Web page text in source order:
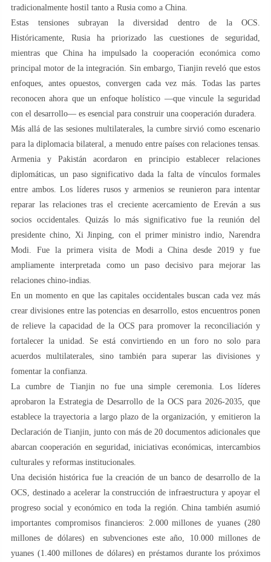
tradicionalmente hostil tanto a Rusia como a China.
Estas tensiones subrayan la diversidad dentro de la OCS.
Históricamente, Rusia ha priorizado las cuestiones de seguridad,
mientras que China ha impulsado la cooperación económica como
principal motor de la integración. Sin embargo, Tianjin reveló que estos
enfoques, antes opuestos, convergen cada vez más. Todas las partes
reconocen ahora que un enfoque holístico —que vincule la seguridad
con el desarrollo— es esencial para construir una cooperación duradera.
Más allá de las sesiones multilaterales, la cumbre sirvió como escenario
para la diplomacia bilateral, a menudo entre países con relaciones tensas.
Armenia y Pakistán acordaron en principio establecer relaciones
diplomáticas, un paso significativo dada la falta de vínculos formales
entre ambos. Los líderes rusos y armenios se reunieron para intentar
reparar las relaciones tras el creciente acercamiento de Ereván a sus
socios occidentales. Quizás lo más significativo fue la reunión del
presidente chino, Xi Jinping, con el primer ministro indio, Narendra
Modi. Fue la primera visita de Modi a China desde 2019 y fue
ampliamente interpretada como un paso decisivo para mejorar las
relaciones chino-indias.
En un momento en que las capitales occidentales buscan cada vez más
crear divisiones entre las potencias en desarrollo, estos encuentros ponen
de relieve la capacidad de la OCS para promover la reconciliación y
fortalecer la unidad. Se está convirtiendo en un foro no solo para
acuerdos multilaterales, sino también para superar las divisiones y
fomentar la confianza.
La cumbre de Tianjin no fue una simple ceremonia. Los líderes
aprobaron la Estrategia de Desarrollo de la OCS para 2026-2035, que
establece la trayectoria a largo plazo de la organización, y emitieron la
Declaración de Tianjin, junto con más de 20 documentos adicionales que
abarcan cooperación en seguridad, iniciativas económicas, intercambios
culturales y reformas institucionales.
Una decisión histórica fue la creación de un banco de desarrollo de la
OCS, destinado a acelerar la construcción de infraestructura y apoyar el
progreso social y económico en toda la región. China también asumió
importantes compromisos financieros: 2.000 millones de yuanes (280
millones de dólares) en subvenciones este año, 10.000 millones de
yuanes (1.400 millones de dólares) en préstamos durante los próximos